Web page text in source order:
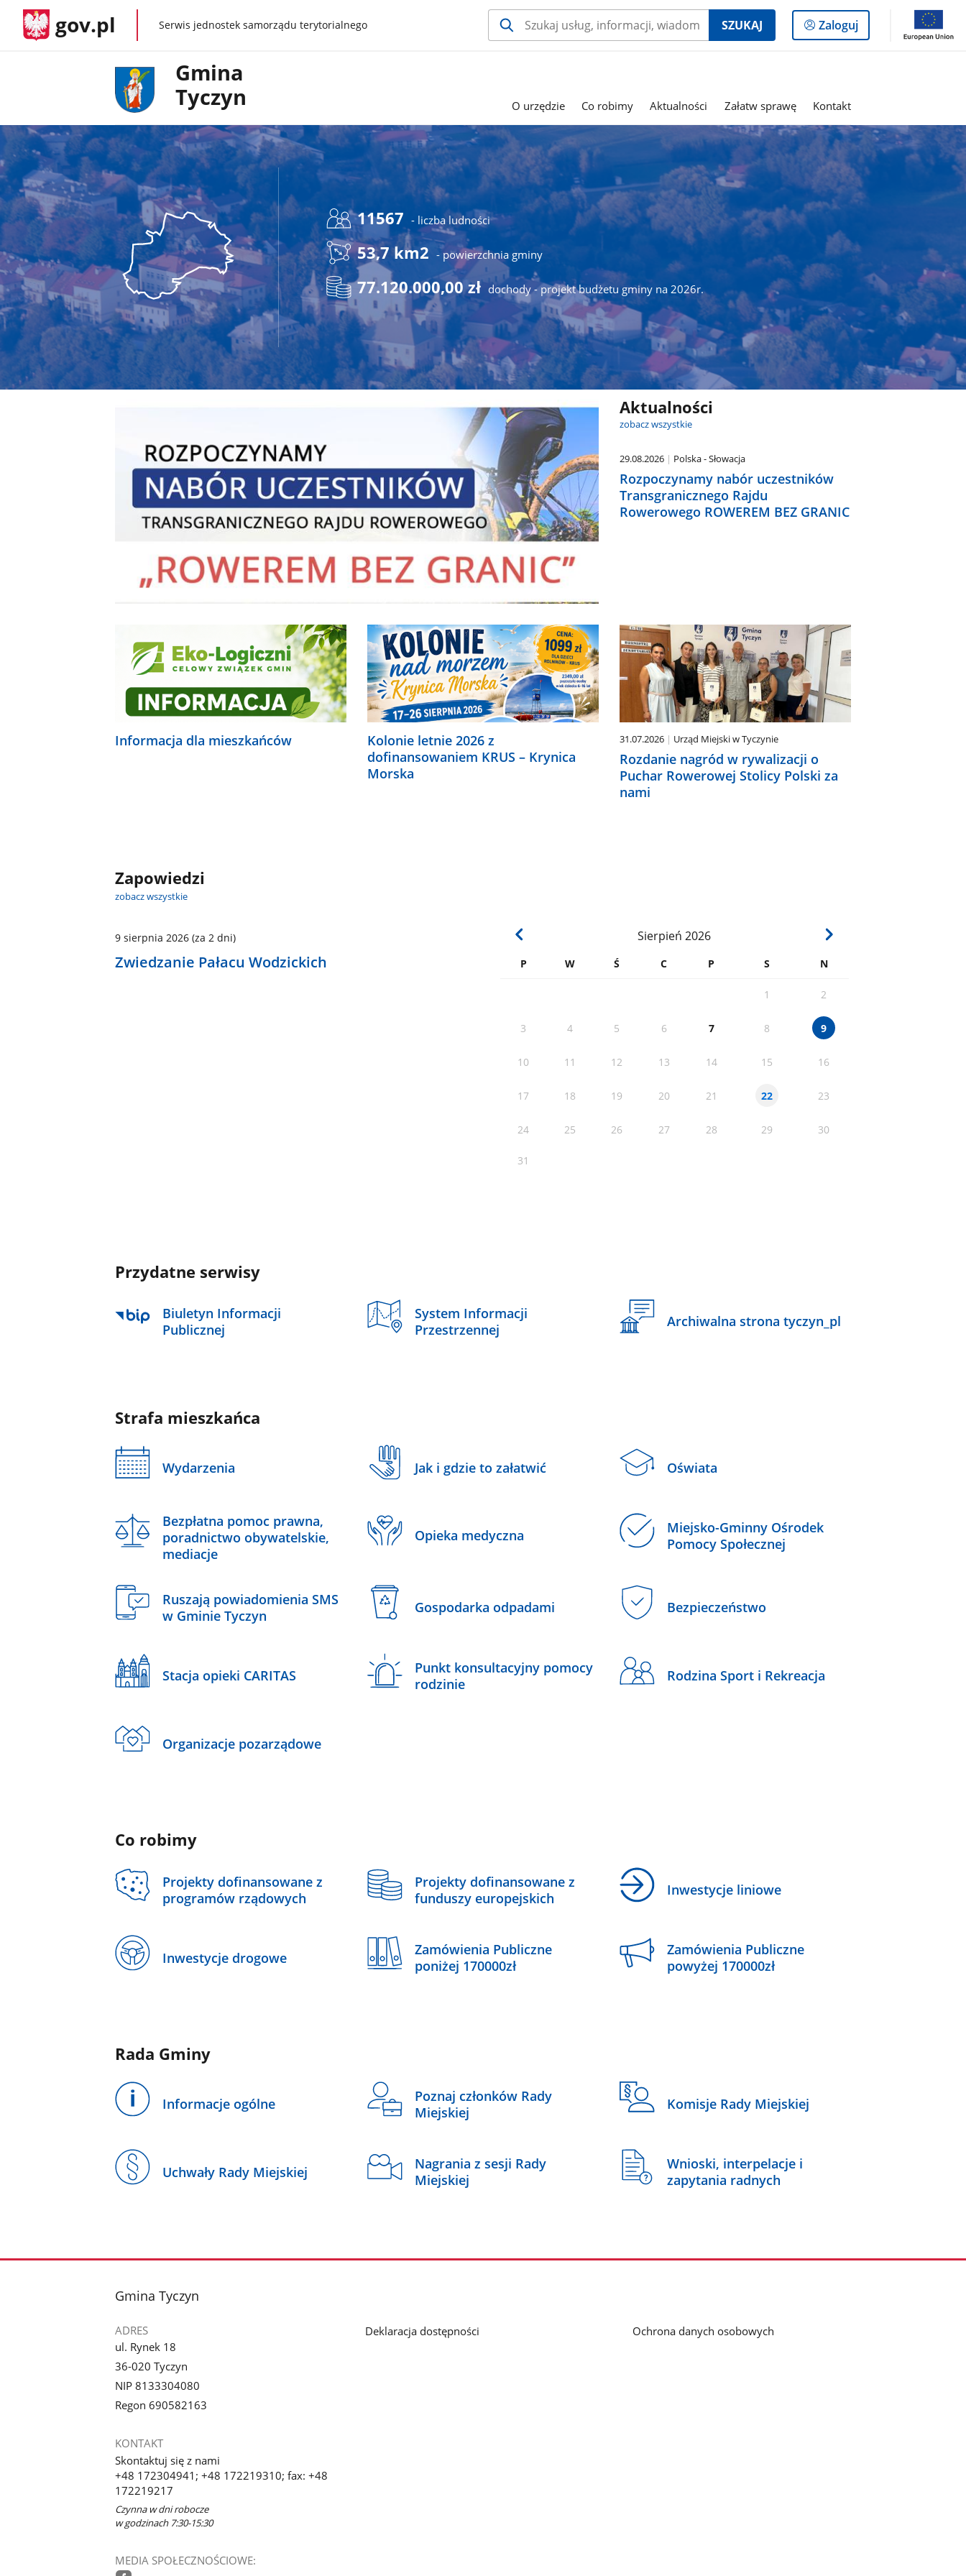
gov.pl gov.plSerwis jednostek samorządu terytorialnego SZUKAJ
Logowanie
do
Zaloguj
Gmina
Tyczyn
O urzędzie Co robimy Aktualności Załatw sprawę Kontakt
11567 - liczba ludności
53,7 km2 - powierzchnia gminy
77.120.000,00 zł dochody - projekt budżetu gminy na 2026r.
Aktualności
zobacz wszystkie
29.08.2026 Polska - Słowacja
Rozpoczynamy nabór uczestników
Transgranicznego Rajdu
Rowerowego ROWEREM BEZ GRANIC
Informacja dla mieszkańców
Kolonie letnie 2026 z
dofinansowaniem KRUS – Krynica
Morska
31.07.2026 Urząd Miejski w Tyczynie
Rozdanie nagród w rywalizacji o
Puchar Rowerowej Stolicy Polski za
nami
Zapowiedzi
zobacz wszystkie
Sierpień 2026
P W Ś C P S N
1 2
3 4 5 6 7 8 9
10 11 12 13 14 15 16
17 18 19 20 21 22 23
24 25 26 27 28 29 30
31
9 sierpnia 2026(za 2 dni)
Zwiedzanie Pałacu Wodzickich
Przydatne serwisy
Biuletyn Informacji
Publicznej
System Informacji
Przestrzennej
Archiwalna strona tyczyn_pl
Strafa mieszkańca
Wydarzenia Jak i gdzie to załatwić Oświata
Bezpłatna pomoc prawna,
poradnictwo obywatelskie,
mediacje
Opieka medyczna
Miejsko-Gminny Ośrodek
Pomocy Społecznej
Ruszają powiadomienia SMS
w Gminie Tyczyn
Gospodarka odpadami Bezpieczeństwo
Stacja opieki CARITAS
Punkt konsultacyjny pomocy
rodzinie
Rodzina Sport i Rekreacja
Organizacje pozarządowe
Co robimy
Projekty dofinansowane z
programów rządowych
Projekty dofinansowane z
funduszy europejskich
Inwestycje liniowe
Inwestycje drogowe
Zamówienia Publiczne
poniżej 170000zł
Zamówienia Publiczne
powyżej 170000zł
Rada Gminy
Informacje ogólne
Poznaj członków Rady
Miejskiej
Komisje Rady Miejskiej
Uchwały Rady Miejskiej
Nagrania z sesji Rady
Miejskiej
Wnioski, interpelacje i
zapytania radnych
stopka
Gmina Tyczyn
ADRES
ul. Rynek 18
36-020 Tyczyn
NIP 8133304080
Regon 690582163
KONTAKT
Skontaktuj się z nami
+48 172304941; +48 172219310; fax: +48
172219217
Czynna w dni robocze
w godzinach 7:30-15:30
MEDIA SPOŁECZNOŚCIOWE:
Deklaracja dostępności Ochrona danych osobowych